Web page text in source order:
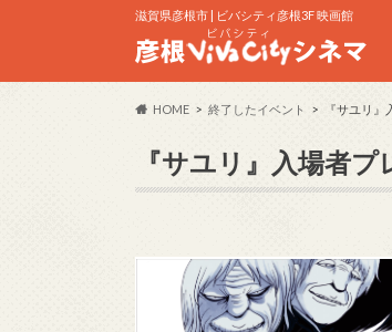
滋賀県彦根市 | ビバシティ彦根3F 映画館
HOME 終了したイベント 『サユリ
『サユリ』入場者